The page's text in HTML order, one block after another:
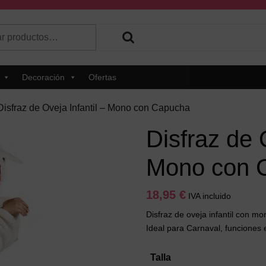
hay resultados autocompletados, puedes utilizar las
Decoración Ofertas
de Oveja Infantil – Mono con Capucha
Disfraz de
Mono con
18,95 € IVA incluido
Disfraz de oveja infantil con
Ideal para Carnaval, funciones
Talla